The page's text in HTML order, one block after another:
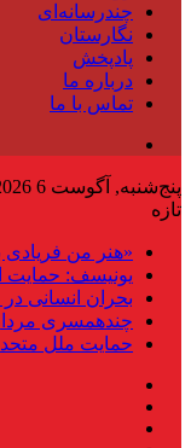
چندرسانه‌ای
نگارستان
پادپخش
درباره ما
تماس با ما
پنج‌شنبه, آگوست 6 2026
تازه
«هنر من فریادی
یونیسف: حمایت
بحران انسانی
چندهمسری
حمایت ملل